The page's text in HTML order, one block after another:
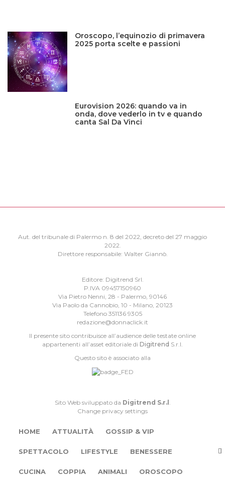
Oroscopo, l’equinozio di primavera
2025 porta scelte e passioni
Eurovision 2026: quando va in
onda, dove vederlo in tv e quando
canta Sal Da Vinci
Aut. del tribunale di Palermo n. 8 del 2022, decreto del 27 maggio
2022.
Direttore responsabile: Walter Giannò.
Editore: Digitrend Srl.
P.IVA 09457150960
Via Pietro Nenni, 28 - Palermo, 90146
Via Paolo da Cannobio, 10 - Milano, 20123
Telefono 351136 9305
redazione@donnaclick.it
Il presente sito contribuisce all’audience delle testate online
appartenenti all’asset editoriale di Digitrend S.r.l.
Questo sito è associato alla
Sito Web sviluppato da Digitrend S.r.l .
Change privacy settings
HOME ATTUALITÀ GOSSIP & VIP
SPETTACOLO LIFESTYLE BENESSERE
CUCINA COPPIA ANIMALI OROSCOPO